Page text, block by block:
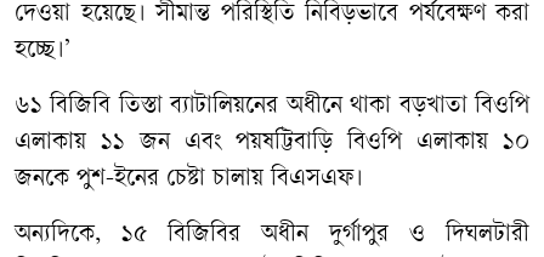
দেওয়া হয়েছে। সীমান্ত পরিস্থিতি নিবিড়ভাবে পর্যবেক্ষণ করা
হচ্ছে।’
৬১ বিজিবি তিস্তা ব্যাটালিয়নের অধীনে থাকা বড়খাতা বিওপি
এলাকায় ১১ জন এবং পয়ষট্টিবাড়ি বিওপি এলাকায় ১০
জনকে পুশ-ইনের চেষ্টা চালায় বিএসএফ।
অন্যদিকে, ১৫ বিজিবির অধীন দুর্গাপুর ও দিঘলটারী